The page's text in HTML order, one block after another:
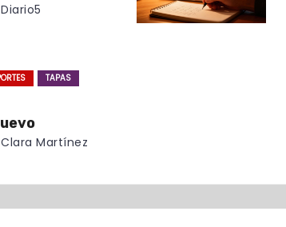
Diario5
TAPAS
Clara Martínez